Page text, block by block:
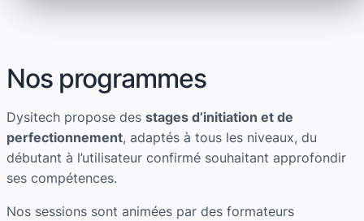
Nos programmes
Dysitech propose des stages d’initiation et de
perfectionnement, adaptés à tous les niveaux, du
débutant à l’utilisateur confirmé souhaitant approfondir
ses compétences.
Nos sessions sont animées par des formateurs